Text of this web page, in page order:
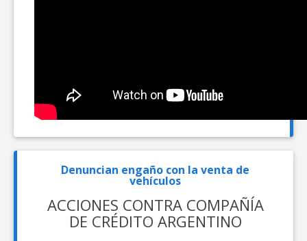
Denuncian engaño con la venta de
vehículos
ACCIONES CONTRA COMPAÑÍA
DE CRÉDITO ARGENTINO